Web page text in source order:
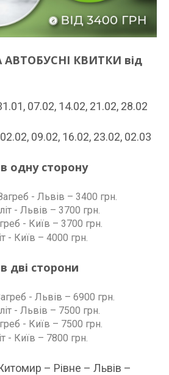
АВТОБУСНІ КВИТКИ від
07.02, 14.02, 21.02, 28.02
02.02, 09.02, 16.02, 23.02, 02.03
в одну сторону
- Львів – 3400 грн.
- Львів – 3700 грн.
- Київ – 3700 грн.
- Київ – 4000 грн.
дві сторони
- Львів – 6900 грн.
- Львів – 7500 грн.
- Київ – 7500 грн.
- Київ – 7800 грн.
– Рівне – Львів –